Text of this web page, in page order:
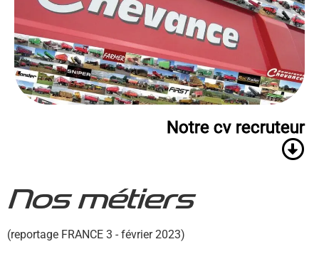
Notre cv recruteur
Nos métiers
(reportage FRANCE 3 - février 2023)